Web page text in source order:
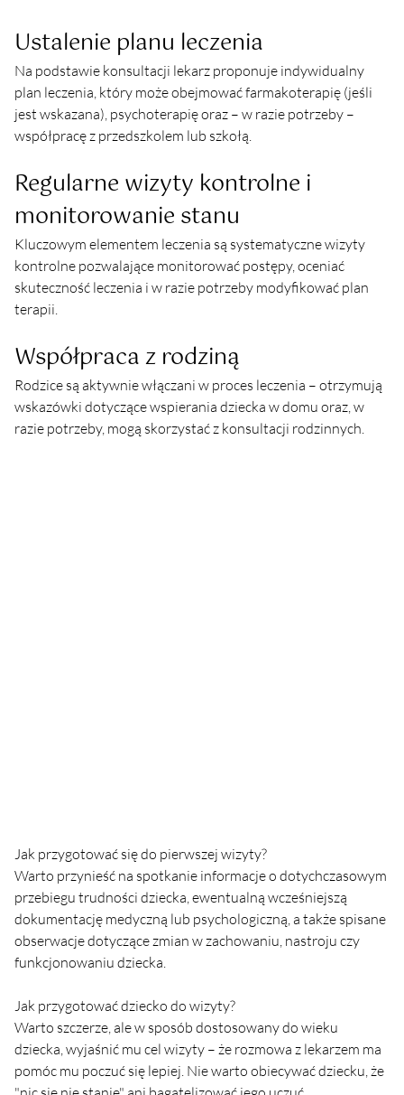
Ustalenie planu leczenia
Na podstawie konsultacji lekarz proponuje indywidualny
plan leczenia, który może obejmować farmakoterapię (jeśli
jest wskazana), psychoterapię oraz – w razie potrzeby –
współpracę z przedszkolem lub szkołą.
Regularne wizyty kontrolne i
monitorowanie stanu
Kluczowym elementem leczenia są systematyczne wizyty
kontrolne pozwalające monitorować postępy, oceniać
skuteczność leczenia i w razie potrzeby modyfikować plan
terapii.
Współpraca z rodziną
Rodzice są aktywnie włączani w proces leczenia – otrzymują
wskazówki dotyczące wspierania dziecka w domu oraz, w
razie potrzeby, mogą skorzystać z konsultacji rodzinnych.
Jak przygotować się do pierwszej wizyty?
Warto przynieść na spotkanie informacje o dotychczasowym
przebiegu trudności dziecka, ewentualną wcześniejszą
dokumentację medyczną lub psychologiczną, a także spisane
obserwacje dotyczące zmian w zachowaniu, nastroju czy
funkcjonowaniu dziecka.
Jak przygotować dziecko do wizyty?
Warto szczerze, ale w sposób dostosowany do wieku
dziecka, wyjaśnić mu cel wizyty – że rozmowa z lekarzem ma
pomóc mu poczuć się lepiej. Nie warto obiecywać dziecku, że